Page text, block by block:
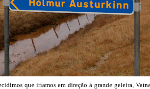
que iríamos em direção à grande geleira,